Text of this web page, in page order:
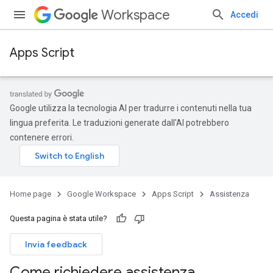
Workspace Accedi
Apps Script
Google utilizza la tecnologia AI per tradurre i contenuti nella tua
lingua preferita. Le traduzioni generate dall'AI potrebbero
contenere errori.
Home page Google Workspace Apps Script Assistenza
Questa pagina è stata utile?
Invia feedback